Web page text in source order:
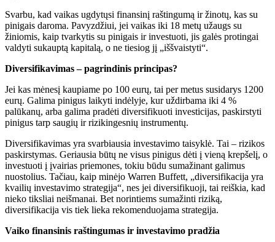
Svarbu, kad vaikas ugdytųsi finansinį raštingumą ir žinotų, kas su
pinigais daroma. Pavyzdžiui, jei vaikas iki 18 metų užaugs su
žiniomis, kaip tvarkytis su pinigais ir investuoti, jis galės protingai
valdyti sukauptą kapitalą, o ne tiesiog jį „iššvaistyti“.
Diversifikavimas – pagrindinis principas?
Jei kas mėnesį kaupiame po 100 eurų, tai per metus susidarys 1200
eurų. Galima pinigus laikyti indėlyje, kur uždirbama iki 4 %
palūkanų, arba galima pradėti diversifikuoti investicijas, paskirstyti
pinigus tarp saugių ir rizikingesnių instrumentų.
Diversifikavimas yra svarbiausia investavimo taisyklė. Tai – rizikos
paskirstymas. Geriausia būtų ne visus pinigus dėti į vieną krepšelį, o
investuoti į įvairias priemones, tokiu būdu sumažinant galimus
nuostolius. Tačiau, kaip minėjo Warren Buffett, „diversifikacija yra
kvailių investavimo strategija“, nes jei diversifikuoji, tai reiškia, kad
nieko tiksliai neišmanai. Bet norintiems sumažinti riziką,
diversifikacija vis tiek lieka rekomenduojama strategija.
Vaiko finansinis raštingumas ir investavimo pradžia